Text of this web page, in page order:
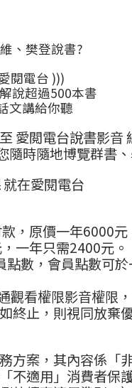
、樊登說書?
閱電台 )))
說超過500本書
文講給你聽
愛閲電台說書影音
時隨地博覽群書
在愛閱電台
，原價一年6000元
一年只需2400元。
數，會員點數可
觀看權限影音權限
終止，則視同放棄
方案，其內容係「
不適用」消費者保